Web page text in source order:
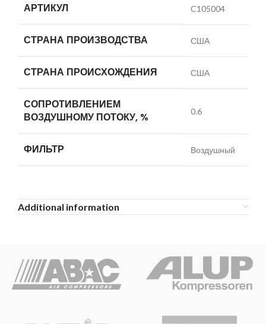
АРТИКУЛ C105004
СТРАНА ПРОИЗВОДСТВА США
СТРАНА ПРОИСХОЖДЕНИЯ США
СОПРОТИВЛЕНИЕМ
ВОЗДУШНОМУ ПОТОКУ, %
0.6
ФИЛЬТР Воздушный
Additional information